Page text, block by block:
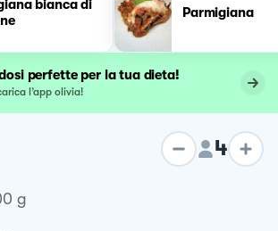
bianca di
Parmigiana
perfette per la tua dieta!
l’app olivia!
4
g